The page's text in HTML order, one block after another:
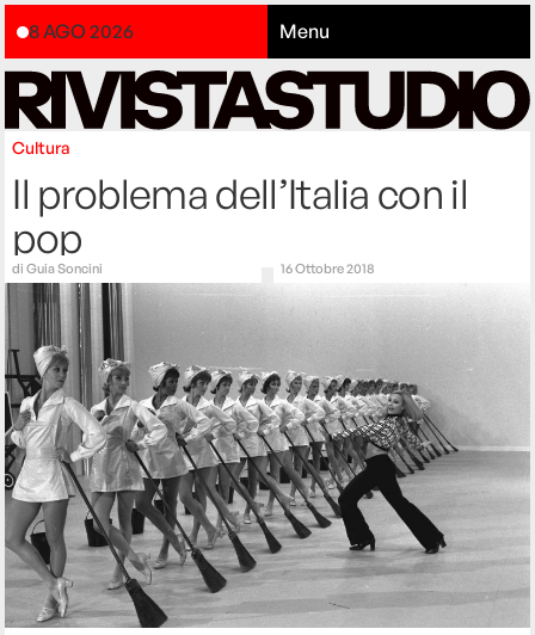
8 AGO 2026 Menu
Cultura
Il problema dell’Italia con il
pop
diGuia Soncini 16 Ottobre 2018